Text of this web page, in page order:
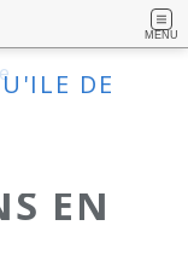
MENU
DE
EN